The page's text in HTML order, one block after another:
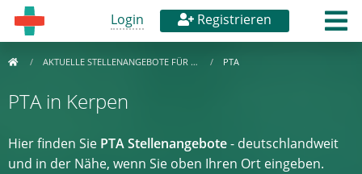
Login Registrieren
AKTUELLE STELLENANGEBOTE FÜR … PTA
PTA in Kerpen
Hier finden Sie PTA Stellenangebote- deutschlandweit
und in der Nähe, wenn Sie oben Ihren Ort eingeben.